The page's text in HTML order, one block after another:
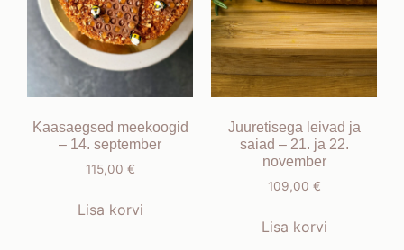
Kaasaegsed meekoogid
– 14. september
115,00 €
Lisa korvi
Juuretisega leivad ja
saiad – 21. ja 22.
november
109,00 €
Lisa korvi